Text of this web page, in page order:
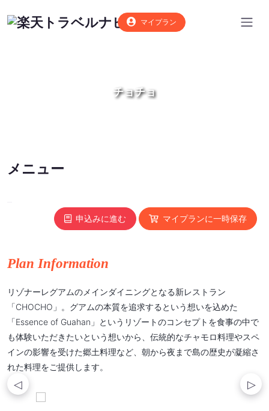
マイプラン
チョチョ
メニュー
申込みに進む マイプランに一時保存
Plan Information
リゾナーレグアムのメインダイニングとなる新レストラン
「CHOCHO」。グアムの本質を追求するという想いを込めた
「Essence of Guahan」というリゾートのコンセプトを食事の中で
も体験いただきたいという想いから、伝統的なチャモロ料理やスペ
インの影響を受けた郷土料理など、朝から夜まで島の歴史が凝縮さ
れた料理をご提供します。